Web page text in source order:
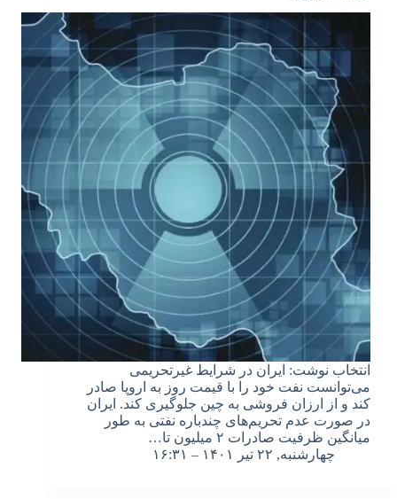
انتخاب نوشت: ایران در شرایط غیرتحریمی
می‌توانست نفت خود را با قیمت روز به اروپا صادر
کند و از ارزان فروشی به چین جلوگیری کند. ایران
در صورت عدم تحریم‌های چندباره نفتی به طور
میانگین ظرفیت صادرات ۲ میلیون تا…
چهارشنبه, ۲۲ تیر ۱۴۰۱ – ۱۶:۳۱